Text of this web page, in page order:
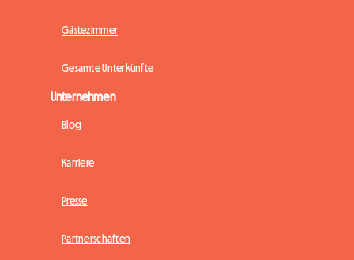
Gästezimmer
Gesamte Unterkünfte
Unternehmen
Blog
Karriere
Presse
Partnerschaften